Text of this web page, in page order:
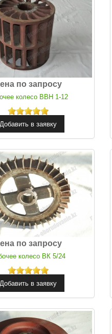
по запросу
колесо ВВН 1-12
по запросу
колесо ВК 5/24